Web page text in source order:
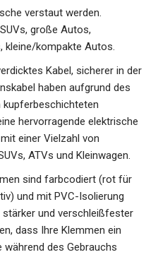
verstaut werden.
große Autos,
kleine/kompakte Autos.
Kabel, sicherer in der
haben aufgrund des
kupferbeschichteten
hervorragende elektrische
einer Vielzahl von
ATVs und Kleinwagen.
sind farbcodiert (rot für
und mit PVC-Isolierung
und verschleißfester
dass Ihre Klemmen ein
während des Gebrauchs